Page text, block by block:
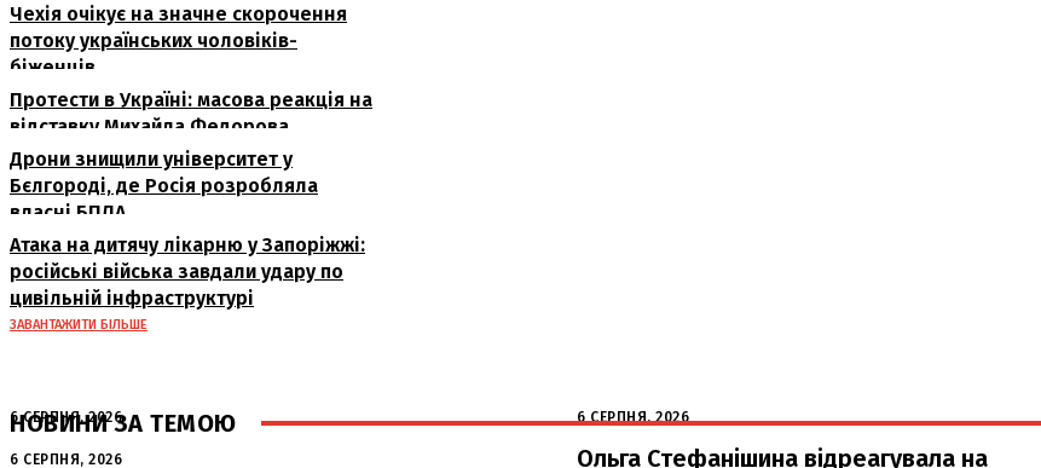
Чехія очікує на значне скорочення
потоку українських чоловіків-
біженців
Протести в Україні: масова реакція на
відставку Михайла Федорова
Дрони знищили університет у
Бєлгороді, де Росія розробляла
власні БПЛА
Атака на дитячу лікарню у Запоріжжі:
російські війська завдали удару по
цивільній інфраструктурі
ЗАВАНТАЖИТИ БІЛЬШЕ
НОВИНИ ЗА ТЕМОЮ
6 СЕРПНЯ, 2026
Аномальна спека в Україні добігає
6 СЕРПНЯ, 2026
Ольга Стефанішина відреагувала на
6 СЕРПНЯ, 2026